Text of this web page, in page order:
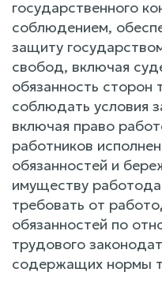
государственного
соблюдением,
защиту
свобод, включая
обязанность сторон
соблюдать условия
включая право
работников
обязанностей и
имуществу
требовать от
обязанностей по
трудового
содержащих нормы